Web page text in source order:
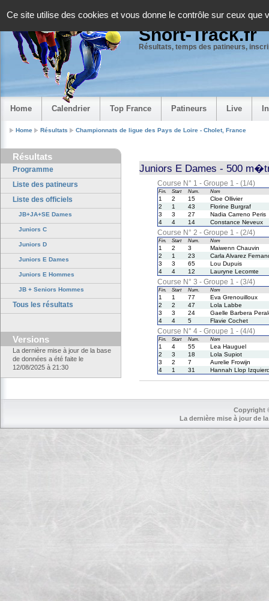
Ce site utilise des cookies et vous donne le contrôle sur ceux que
Short-Track.fr
Résultats, temps des patineurs,
Home Calendrier Top France Patineurs Live
Home Résultats Championnats de ligue des Pays de Loire - Cholet, France
Résultats
Programme
Liste des patineurs
Liste des officiels
JB+JA+SE Dames
Juniors C
Juniors D
Juniors E Dames
Juniors E Hommes
JB + Seniors Hommes
Tous les résultats
Versions
La dernière mise à jour de la base
de données a été faite le
12/08/2025 à 21:30
Juniors E Dames - 500
Course N° 1 - Groupe 1 - (1/4)
Fin. Start Num. Nom
1 2 15
Cloe Ollivier
2
1 43
Florine Burgraf
3
3 27
Nadia Carreno Peris
4
4 14 Constance Neveux
Course N° 2 - Groupe 1 - (2/4)
Fin. Start Num. Nom
1 2 3
Maiwenn Chauvin
2
1 23
Carla Alvarez
3
3 65
Lou Dupuis
4
4 12 Lauryne Lecomte
Course N° 3 - Groupe 1 - (3/4)
Fin. Start Num. Nom
1 1 77
Eva Grenouilloux
2
2 47
Lola Labbe
3
3 24
Gaelle Barbera
4
4 5 Flavie Cochet
Course N° 4 - Groupe 1 - (4/4)
Fin. Start Num. Nom
1 4 55
Lea Hauguel
2
3 18
Lola Supiot
3
2 7
Aurelie Frowijn
4
1 31 Hannah Llop
Copyright
La dernière mise à jour de